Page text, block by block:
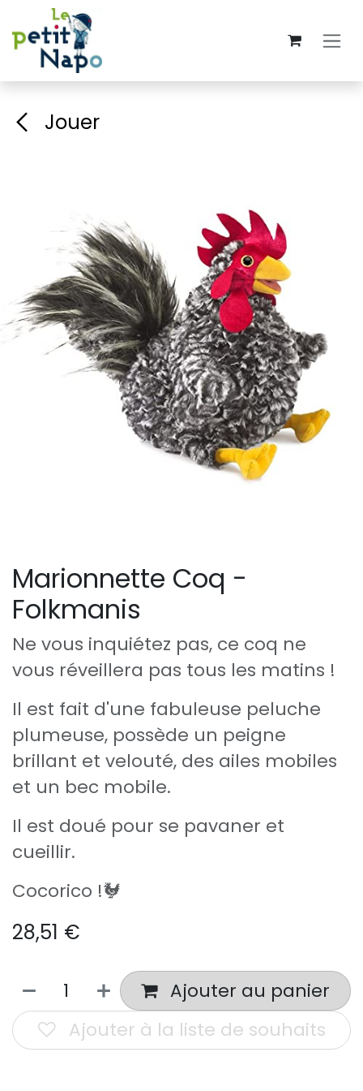
Se rendre au contenu
Jouer
Marionnette Coq -
Folkmanis
Ne vous inquiétez pas, ce coq ne
vous réveillera pas tous les matins !
Il est fait d'une fabuleuse peluche
plumeuse, possède un peigne
brillant et velouté, des ailes mobiles
et un bec mobile.
Il est doué pour se pavaner et
cueillir.
Cocorico !🐓
28,51 €
Ajouter au panier
Ajouter à la liste de souhaits